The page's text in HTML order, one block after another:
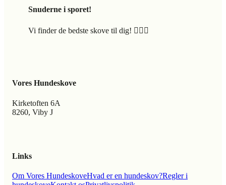
Snuderne i sporet!
Vi finder de bedste skove til dig! 🐕‍🦺🍃
Vores Hundeskove
Kirketoften 6A
8260, Viby J
Links
Om Vores HundeskoveHvad er en hundeskov?Regler i